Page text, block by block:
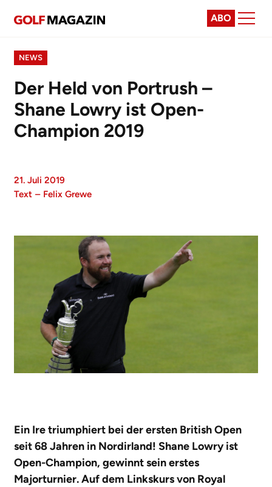
ABO
NEWS
Der Held von Portrush –
Shane Lowry ist Open-
Champion 2019
21. Juli 2019
Text – Felix Grewe
Ein Ire triumphiert bei der ersten British Open
seit 68 Jahren in Nordirland! Shane Lowry ist
Open-Champion, gewinnt sein erstes
Majorturnier. Auf dem Linkskurs von Royal